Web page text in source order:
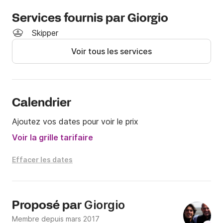
Services fournis par Giorgio
Skipper
Voir tous les services
Calendrier
Ajoutez vos dates pour voir le prix
Voir la grille tarifaire
Effacer les dates
Proposé par Giorgio
Membre depuis mars 2017